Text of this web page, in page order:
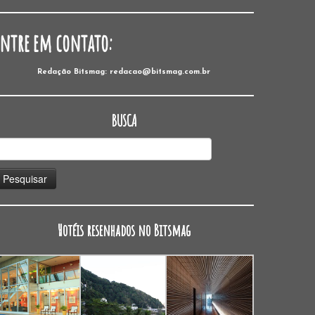
em contato:
Redação Bitsmag: redacao@bitsmag.com.br
BUSCA
Hotéis resenhados no Bitsmag